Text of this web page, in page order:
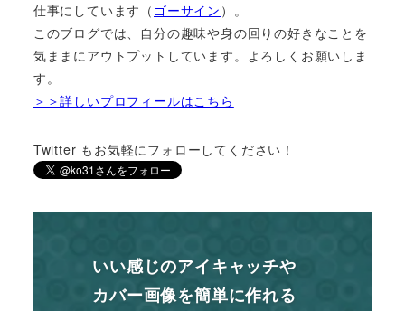
仕事にしています（ ゴーサイン ）。
このブログでは、自分の趣味や身の回りの好きなことを
気ままにアウトプットしています。よろしくお願いしま
す。
＞＞詳しいプロフィールはこちら
Twitter もお気軽にフォローしてください！
いい感じのアイキャッチや
カバー画像を簡単に作れる